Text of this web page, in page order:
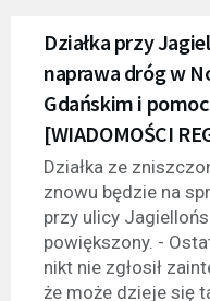
Działka przy
naprawa dróg w
Gdańskim i
[WIADOMOŚCI
Działka ze
znowu będzie na
przy ulicy
powiększony. -
nikt nie zgłosił
że może dzieje się